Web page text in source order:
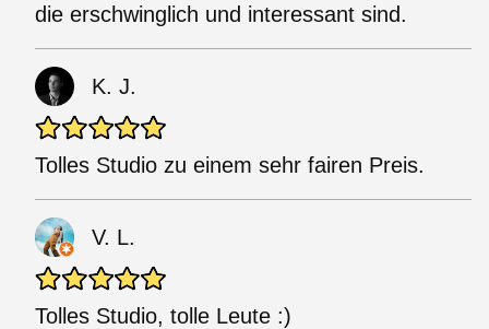
die erschwinglich und interessant sind.
K. J.
Tolles Studio zu einem sehr fairen Preis.
V. L.
Tolles Studio, tolle Leute :)